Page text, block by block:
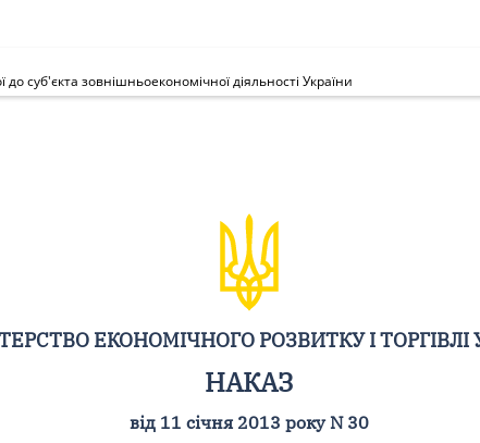
суб'єкта зовнішньоекономічної діяльності України
ЕКОНОМІЧНОГО РОЗВИТКУ І ТОРГІВЛІ
НАКАЗ
від 11 січня 2013 року N 30